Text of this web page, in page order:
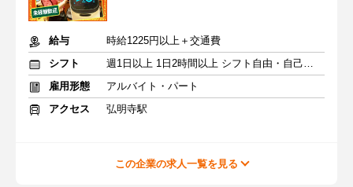
給与
時給1225円以上＋交通費
シフト
週1日以上 1日2時間以上 シフト自由・自己申告
雇用形態
アルバイト・パート
アクセス
弘明寺駅
この企業の求人一覧を見る